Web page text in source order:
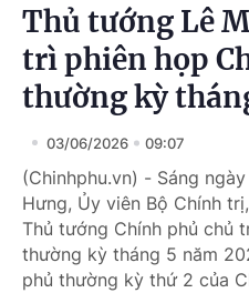
Thủ tướng Lê
trì phiên họp
thường kỳ
03/06/2026 09:07
(Chinhphu.vn) - Sáng
Hưng, Ủy viên Bộ Chính
Thủ tướng Chính phủ chủ
thường kỳ tháng 5 năm
phủ thường kỳ thứ 2 của